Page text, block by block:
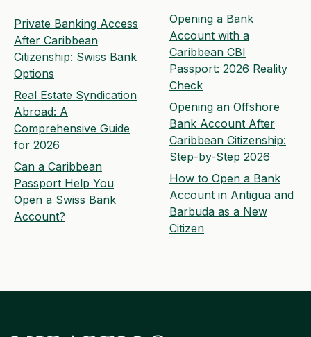
Private Banking Access
After Caribbean
Citizenship: Swiss Bank
Options
Real Estate Syndication
Abroad: A
Comprehensive Guide
for 2026
Can a Caribbean
Passport Help You
Open a Swiss Bank
Account?
Opening a Bank
Account with a
Caribbean CBI
Passport: 2026 Reality
Check
Opening an Offshore
Bank Account After
Caribbean Citizenship:
Step-by-Step 2026
How to Open a Bank
Account in Antigua and
Barbuda as a New
Citizen